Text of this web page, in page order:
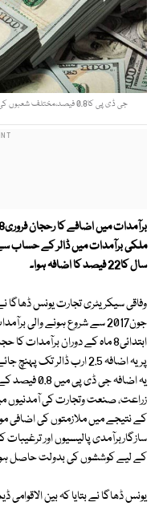
جی ڈی پی کا0.8 فیصد،مختلف شعبوں کی آمدنیوں میں280ارب روپے اضافہ ہوا،ڈھاگہ۔ فوٹو: فائل
سال کا22 فیصد کا اضافہ ہوا۔
وفاقی سیکریٹری تجارت یونس
جون2017 سے شروع ہونے والی
پر یہ اضافہ 2.5 ارب ڈالر
یہ اضافہ
کے نتیجے میں ملازمتوں کی اضافی
سازگاربرآمدی پالیسیوں اور
کے لیے کوششوں کی بدولت حاصل
یونس ڈھاگا نے بتایا کہ بین